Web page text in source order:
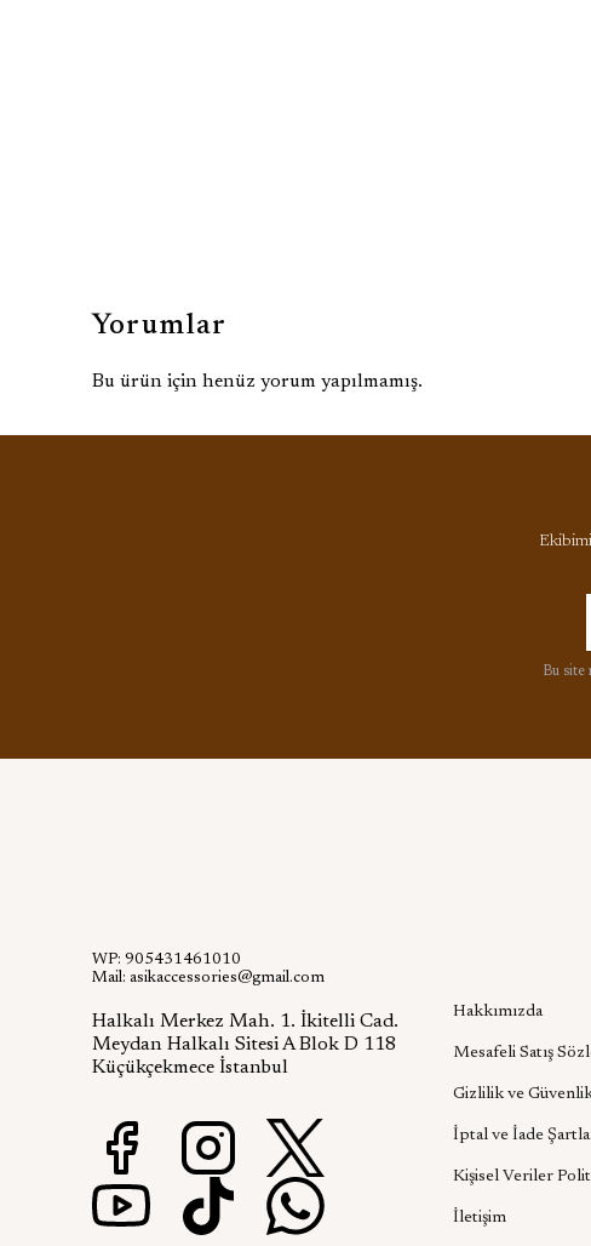
Yorumlar
Bu ürün için henüz yorum yapılmamış.
Bu site
Hakkımızda
Mesafeli Satış
Gizlilik ve
İptal ve İade
Kişisel Veriler
İletişim
WP: 905431461010
Mail: asikaccessories@gmail.com
Halkalı Merkez Mah. 1. İkitelli Cad.
Meydan Halkalı Sitesi A Blok D 118
Küçükçekmece İstanbul